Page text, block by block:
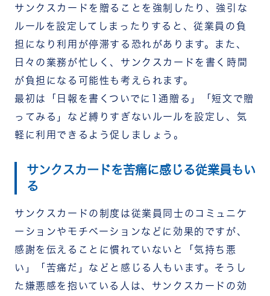
サンクスカードを贈ることを強制したり、強引な
ルールを設定してしまったりすると、従業員の負
担になり利用が停滞する恐れがあります。また、
日々の業務が忙しく、サンクスカードを書く時間
が負担になる可能性も考えられます。
最初は「日報を書くついでに1通贈る」「短文で贈
ってみる」など縛りすぎないルールを設定し、気
軽に利用できるよう促しましょう。
サンクスカードを苦痛に感じる従業員もい
る
サンクスカードの制度は従業員同士のコミュニケ
ーションやモチベーションなどに効果的ですが、
感謝を伝えることに慣れていないと「気持ち悪
い」「苦痛だ」などと感じる人もいます。そうし
た嫌悪感を抱いている人は、サンクスカードの効